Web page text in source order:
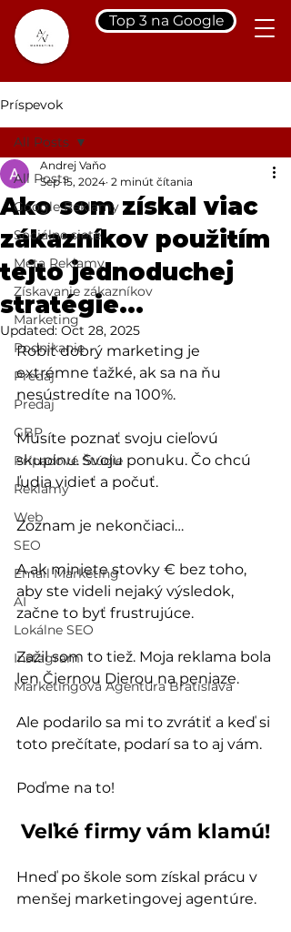
Top 3 na Google
Príspevok
All Posts
Google Reklamy
Sociálne siete
Meta Reklamy
Získavanie zákazníkov
Marketing
Podnikanie
Predaj
Predaj
GBP
Prípadové Štúdie
Reklamy
Web
SEO
Email Marketing
AI
Lokálne SEO
Instagram
Marketingová Agentúra Bratislava
All Posts
Ako som získal viac
zákazníkov použitím
tejto jednoduchej
stratégie...
Andrej Vaňo
Sep 15, 2024 2 minút čítania
Updated: Oct 28, 2025
Robiť dobrý marketing je
extrémne ťažké, ak sa na ňu
nesústredíte na 100%.
Musíte poznať svoju cieľovú
skupinu. Svoju ponuku. Čo chcú
ľudia vidieť a počuť.
Zoznam je nekončiaci…
A ak miniete stovky € bez toho,
aby ste videli nejaký výsledok,
začne to byť frustrujúce.
Zažil som to tiež. Moja reklama bola
len Čiernou Dierou na peniaze.
Ale podarilo sa mi to zvrátiť a keď si
toto prečítate, podarí sa to aj vám.
Poďme na to!
Veľké firmy vám klamú!
Hneď po škole som získal prácu v
menšej marketingovej agentúre.